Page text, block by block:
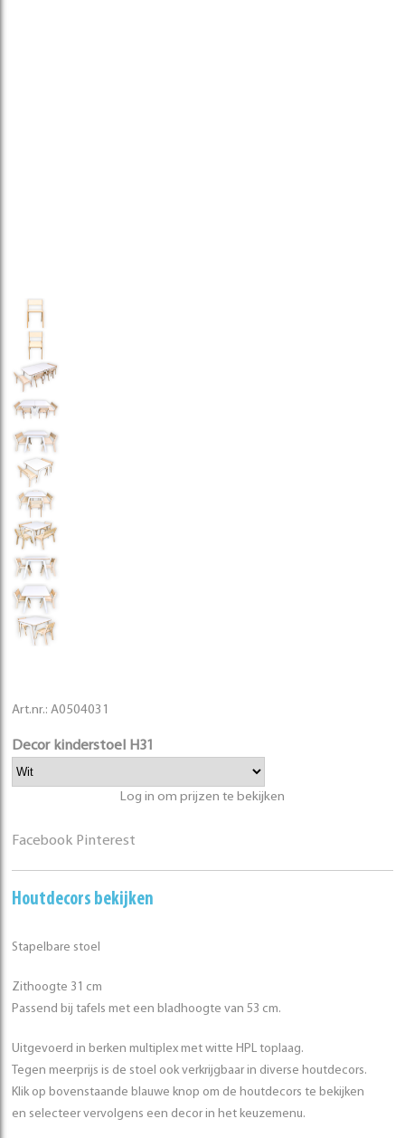
Art.nr.: A0504031
Decor kinderstoel H31
Log in om prijzen te bekijken
Facebook Pinterest
Houtdecors bekijken
Stapelbare stoel
Zithoogte 31 cm
Passend bij tafels met een bladhoogte van 53 cm.
Uitgevoerd in berken multiplex met witte HPL toplaag.
Tegen meerprijs is de stoel ook verkrijgbaar in diverse houtdecors.
Klik op bovenstaande blauwe knop om de houtdecors te bekijken
en selecteer vervolgens een decor in het keuzemenu.